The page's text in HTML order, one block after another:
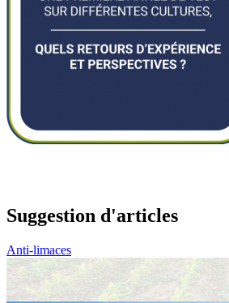
Suggestion d'articles
Anti-limaces